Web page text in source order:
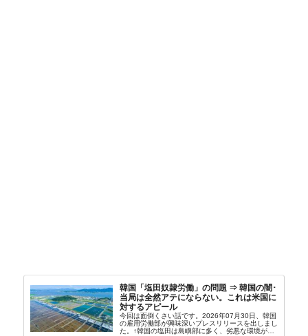
韓国「塩田奴隷労働」の問題 ⇒ 韓国の闇･
当局は全然アテにならない。これは米国に
対するアピール
今回は面倒くさい話です。2026年07月30日、韓国
の雇用労働部が興味深いプレスリリースを出しまし
た。↑韓国の塩田は島嶼部に多く、劣悪な環境が一